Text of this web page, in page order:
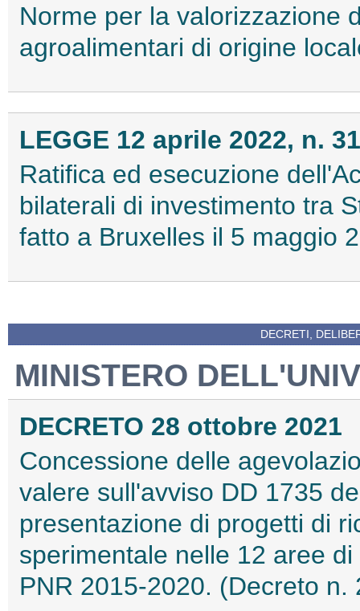
Norme per la valorizzazione
agroalimentari di origine
LEGGE 12 aprile 2022, n. 31
Ratifica ed esecuzione
bilaterali di investimento tra
fatto a Bruxelles il 5 maggio
DECRETI,
MINISTERO
DECRETO 28 ottobre 2021
Concessione delle
valere sull'avviso DD 1735
presentazione di progetti di
sperimentale nelle 12 aree
PNR 2015-2020. (Decreto